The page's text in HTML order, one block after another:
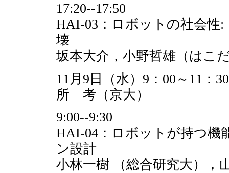
17:20--17:50
HAI-03：ロボットの社会性
壊
坂本大介，小野哲雄（はこ
11月9日（水）9：00～11：
所 考（京大）
9:00--9:30
HAI-04：ロボットが持つ機
ン設計
小林一樹 （総合研究大），